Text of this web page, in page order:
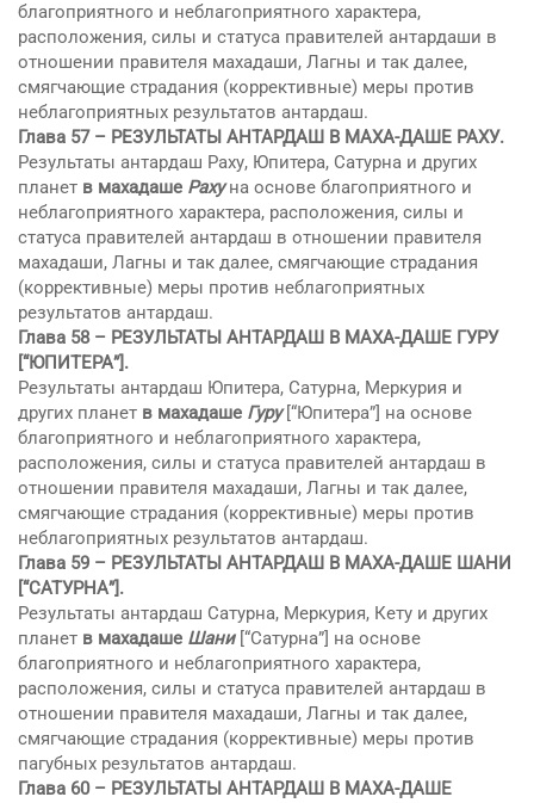
благоприятного и неблагоприятного характера,
расположения, силы и статуса правителей антардаши в
отношении правителя махадаши, Лагны и так далее,
смягчающие страдания (коррективные) меры против
неблагоприятных результатов антардаш.
Глава 57 – РЕЗУЛЬТАТЫ АНТАРДАШ В МАХА-ДАШЕ РАХУ.
Результаты антардаш Раху, Юпитера, Сатурна и других
планет в махадаше Рахуна основе благоприятного и
неблагоприятного характера, расположения, силы и
статуса правителей антардаш в отношении правителя
махадаши, Лагны и так далее, смягчающие страдания
(коррективные) меры против неблагоприятных
результатов антардаш.
Глава 58 – РЕЗУЛЬТАТЫ АНТАРДАШ В МАХА-ДАШЕ ГУРУ
[“ЮПИТЕРА”].
Результаты антардаш Юпитера, Сатурна, Меркурия и
других планет в махадаше Гуру[“Юпитера”] на основе
благоприятного и неблагоприятного характера,
расположения, силы и статуса правителей антардаш в
отношении правителя махадаши, Лагны и так далее,
смягчающие страдания (коррективные) меры против
неблагоприятных результатов антардаш.
Глава 59 – РЕЗУЛЬТАТЫ АНТАРДАШ В МАХА-ДАШЕ ШАНИ
[“САТУРНА”].
Результаты антардаш Сатурна, Меркурия, Кету и других
планет в махадаше Шани[“Сатурна”] на основе
благоприятного и неблагоприятного характера,
расположения, силы и статуса правителей антардаш в
отношении правителя махадаши, Лагны и так далее,
смягчающие страдания (коррективные) меры против
пагубных результатов антардаш.
Глава 60 – РЕЗУЛЬТАТЫ АНТАРДАШ В МАХА-ДАШЕ